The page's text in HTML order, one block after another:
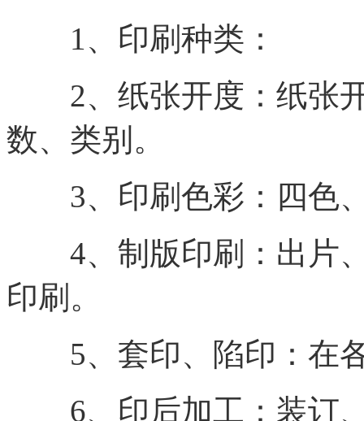
1、印刷种类：
2、纸张开度：纸张开
数、类别。
3、印刷色彩：四色、
4、制版印刷：出片、
印刷。
5、套印、陷印：在
6、印后加工：装订、